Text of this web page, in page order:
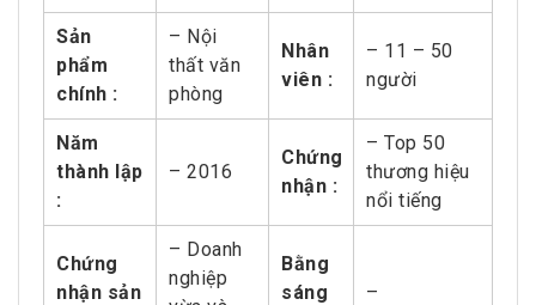
Sản
phẩm
chính :
– Nội
thất văn
phòng
Nhân
viên :
– 11 – 50
người
Năm
thành lập
:
– 2016
Chứng
nhận :
– Top 50
thương hiệu
nổi tiếng
Chứng
nhận sản
– Doanh
nghiệp
Bằng
sáng
–